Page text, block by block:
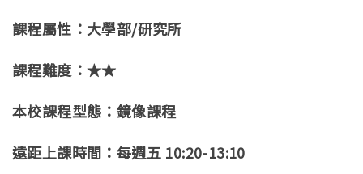
課程屬性：大學部/研究所
課程難度：★★
本校課程型態：鏡像課程
遠距上課時間：每週五 10:20-13:10